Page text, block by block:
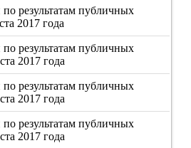
результатам публичных
2017 года
результатам публичных
2017 года
результатам публичных
2017 года
результатам публичных
2017 года